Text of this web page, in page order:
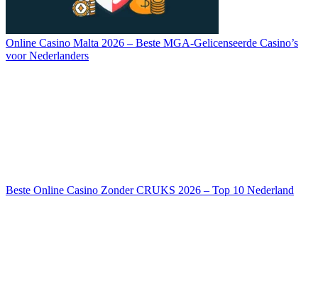
Online Casino Malta 2026 – Beste MGA-Gelicenseerde Casino’s
voor Nederlanders
Beste Online Casino Zonder CRUKS 2026 – Top 10 Nederland